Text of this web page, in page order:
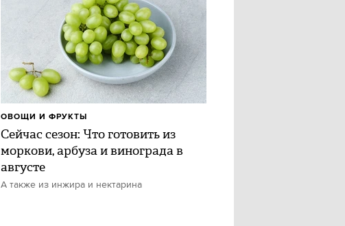
Сейчас сезон: Что готовить из
моркови, арбуза и винограда в
августе
А также из инжира и нектарина
ОВОЩИ И ФРУКТЫ